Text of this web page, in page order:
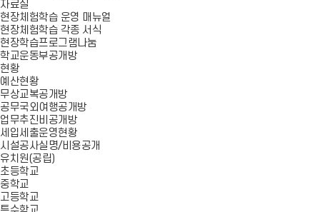
자료실
현장체험학습 운영 매뉴얼
현장체험학습 각종 서식
현장학습프로그램나눔
학교운동부공개방
현황
예산현황
무상교복공개방
공무국외여행공개방
업무추진비공개방
세입세출운영현황
시설공사실명/비용공개
유치원(공립)
초등학교
중학교
고등학교